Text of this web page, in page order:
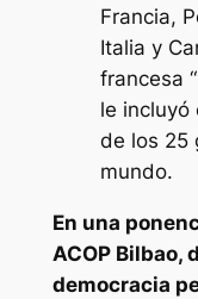
Francia,
Italia y
francesa
le incluyó
de los 25
mundo.
En una
ACOP Bilbao,
democracia